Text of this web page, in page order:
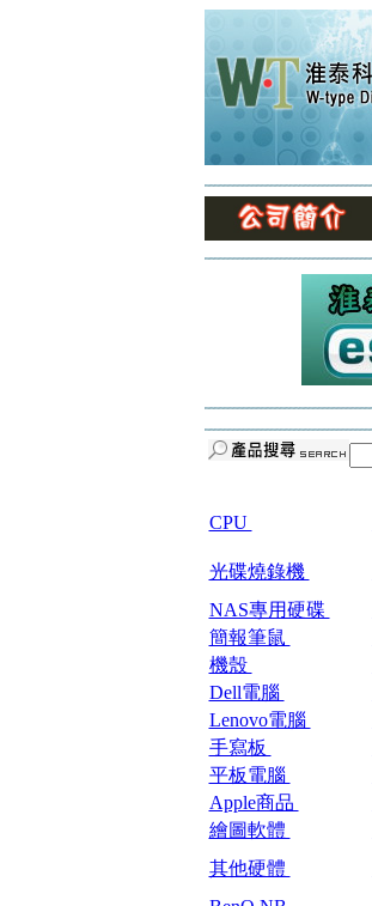
CPU
光碟燒錄機
NAS專用硬碟
簡報筆鼠
機殼
Dell電腦
Lenovo電腦
手寫板
平板電腦
Apple商品
繪圖軟體
其他硬體